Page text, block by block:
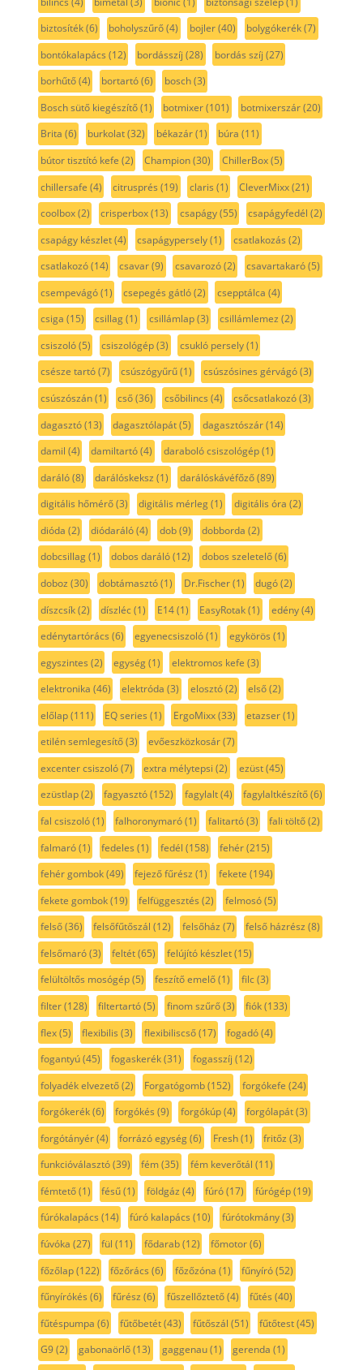
biztosíték(6) boholyszűrő(4) bojler(40) bolygókerék(7)
bontókalapács (12) bordásszíj (28) bordás szíj (27)
borhűtő(4) bortartó(6) bosch(3)
Bosch sütő kiegészítő(1) botmixer(101) botmixerszár(20)
Brita (6) burkolat(32) békazár(1) búra (11)
bútor tisztító kefe (2) Champion(30) ChillerBox(5)
chillersafe (4) citrusprés (19) claris (1) CleverMixx(21)
coolbox(2) crisperbox(13) csapágy(55) csapágyfedél (2)
csapágy készlet(4) csapágypersely(1) csatlakozás (2)
csatlakozó(14) csavar(9) csavarozó(2) csavartakaró(5)
csempevágó(1) csepegés gátló(2) csepptálca (4)
csiga (15) csillag(1) csillámlap(3) csillámlemez (2)
csiszoló(5) csiszológép(3) csukló persely(1)
csésze tartó(7) csúszógyűrű(1) csúszósines gérvágó(3)
csúszószán(1) cső(36) csőbilincs (4) csőcsatlakozó(3)
dagasztó(13) dagasztólapát(5) dagasztószár(14)
damil (4) damiltartó(4) daraboló csiszológép(1)
daráló(8) darálóskeksz (1) darálóskávéfőző(89)
digitális hőmérő(3) digitális mérleg(1) digitális óra (2)
dióda (2) diódaráló(4) dob(9) dobborda (2)
dobcsillag(1) dobos daráló(12) dobos szeletelő(6)
doboz (30) dobtámasztó(1) Dr.Fischer(1) dugó(2)
díszcsík(2) díszléc(1) E14(1) EasyRotak(1) edény(4)
edénytartórács (6) egyenecsiszoló(1) egykörös (1)
egyszintes (2) egység(1) elektromos kefe (3)
elektronika (46) elektróda (3) elosztó(2) első(2)
előlap(111) EQ series (1) ErgoMixx(33) etazser(1)
etilén semlegesítő(3) evőeszközkosár(7)
excenter csiszoló(7) extra mélytepsi (2) ezüst(45)
ezüstlap(2) fagyasztó(152) fagylalt(4) fagylaltkészítő(6)
fal csiszoló(1) falhoronymaró(1) falitartó(3) fali töltő(2)
falmaró(1) fedeles (1) fedél (158) fehér(215)
fehér gombok(49) fejező fűrész (1) fekete (194)
fekete gombok(19) felfüggesztés (2) felmosó(5)
felső(36) felsőfűtőszál (12) felsőház (7) felső házrész (8)
felsőmaró(3) feltét(65) felújító készlet(15)
felültöltős mosógép(5) feszítő emelő(1) filc(3)
filter(128) filtertartó(5) finom szűrő(3) fiók(133)
flex(5) flexibilis (3) flexibiliscső(17) fogadó(4)
fogantyú(45) fogaskerék(31) fogasszíj (12)
folyadék elvezető(2) Forgatógomb(152) forgókefe (24)
forgókerék(6) forgókés (9) forgókúp(4) forgólapát(3)
forgótányér(4) forrázó egység(6) Fresh(1) fritőz (3)
funkcióválasztó(39) fém(35) fém keverőtál (11)
fémtető(1) fésű(1) földgáz (4) fúró(17) fúrógép(19)
fúrókalapács (14) fúró kalapács (10) fúrótokmány(3)
fúvóka (27) fül (11) fődarab(12) főmotor(6)
főzőlap(122) főzőrács (6) főzőzóna (1) fűnyíró(52)
fűnyírókés (6) fűrész (6) fűszellőztető(4) fűtés (40)
fűtéspumpa (6) fűtőbetét(43) fűtőszál (51) fűtőtest(45)
G9(2) gabonaörlő(13) gaggenau(1) gerenda (1)